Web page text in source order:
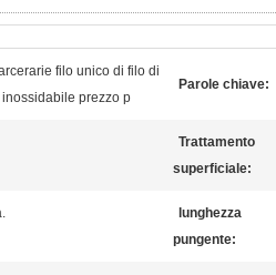
filo unico di filo di
prezzo p
Parole chiave:
Trattamento
superficiale:
lunghezza
pungente: